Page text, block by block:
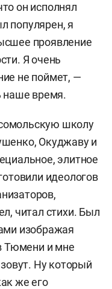
он исполнял
популярен, я
проявление
Я очень
не поймет, —
наше время.
школу
Окуджаву и
элитное
идеологов
читал стихи. Был
изображая
Тюмени и мне
Ну который
же его